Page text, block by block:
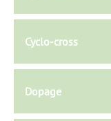
Cyclo-cross
Dopage